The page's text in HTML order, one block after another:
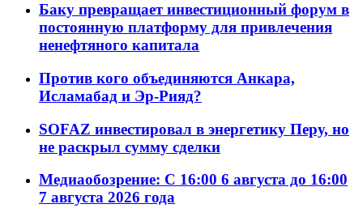
Баку превращает инвестиционный форум в
постоянную платформу для привлечения
ненефтяного капитала
Против кого объединяются Анкара,
Исламабад и Эр-Рияд?
SOFAZ инвестировал в энергетику Перу, но
не раскрыл сумму сделки
Медиаобозрение: С 16:00 6 августа до 16:00
7 августа 2026 года